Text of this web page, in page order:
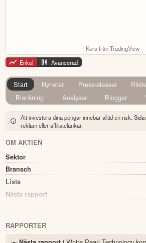
Kurs från TradingView
Enkel
Avancerad
Start Nyheter Pressreleaser
Blankning
Analyser Bloggar
Att investera dina pengar innebär alltid en risk.
reklam eller affiliatelänkar.
OM AKTIEN
Sektor
Bransch
Lista
Nästa rapport
RAPPORTER